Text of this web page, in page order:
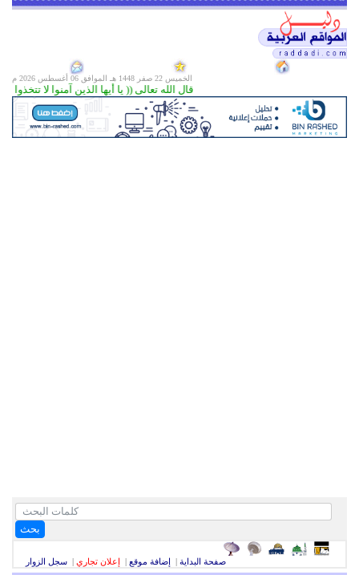
الخميس 22 صفر 1448 هـ الموافق
قال الله تعالى (( يا أيها الذين آمنوا لا تتخذوا
بحث
صفحة البداية | إضافة موقع | إعلان تجاري | سجل الزوار